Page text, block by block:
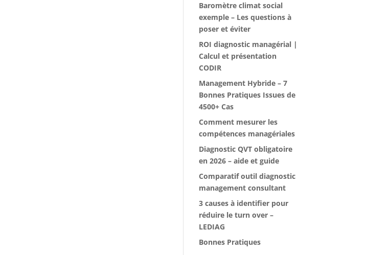
Baromètre climat social
exemple – Les questions à
poser et éviter
ROI diagnostic managérial |
Calcul et présentation
CODIR
Management Hybride – 7
Bonnes Pratiques Issues de
4500+ Cas
Comment mesurer les
compétences managériales
Diagnostic QVT obligatoire
en 2026 – aide et guide
Comparatif outil diagnostic
management consultant
3 causes à identifier pour
réduire le turn over –
LEDIAG
Bonnes Pratiques